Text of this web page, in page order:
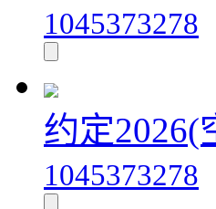
1045373278
约定2026(
1045373278